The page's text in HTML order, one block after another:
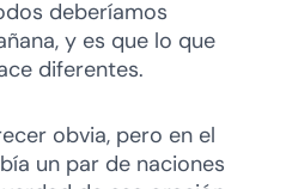
deberíamos
y es que lo que
diferentes.
obvia, pero en el
un par de naciones